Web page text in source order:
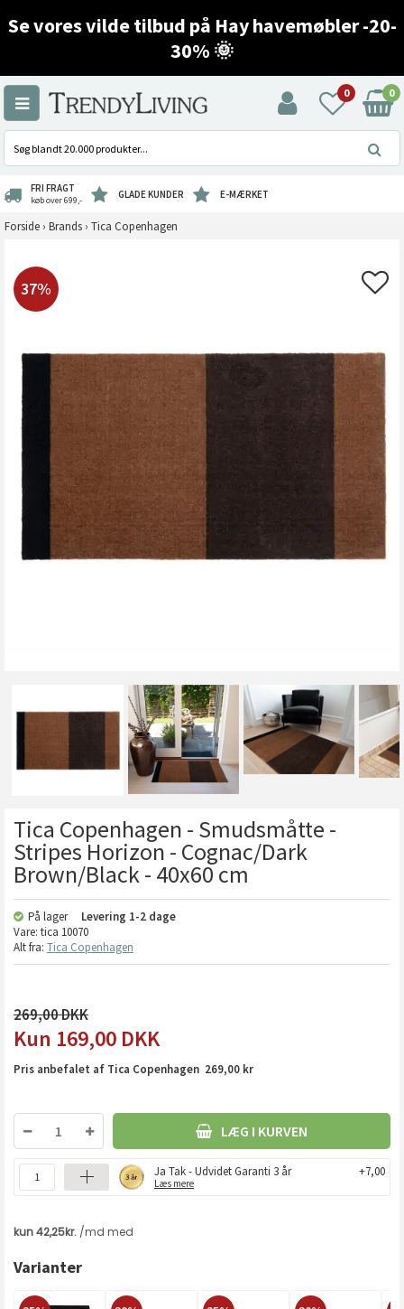
Se vores vilde tilbud på Hay havemøbler -20-
30% 🌞
0 0
FRI FRAGT
køb over 699,- GLADE KUNDER E-MÆRKET
Forside › Brands › Tica Copenhagen
37%
Tica Copenhagen - Smudsmåtte -
Stripes Horizon - Cognac/Dark
Brown/Black - 40x60 cm
På lager Levering 1-2 dage
Vare: tica 10070
Alt fra: Tica Copenhagen
269,00
169,00 DKK
Pris anbefalet af Tica Copenhagen 269,00 kr
LÆG I KURVEN
Ja Tak - Udvidet Garanti 3 år
Læs mere
+7,00
Varianter